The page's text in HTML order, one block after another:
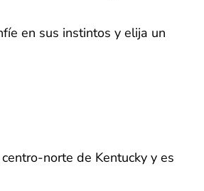
en sus instintos y elija un
norte de Kentucky y es